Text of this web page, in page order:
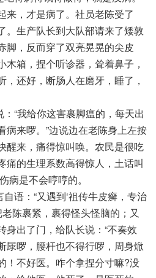
来，才是病了。社员老陈受了
。生产队长到大队部请来了矮敦
脚，反而穿了双亮晃晃的尖皮
箱，捏个听诊器，耸着鼻子，
还好，断肠人在磨牙，睡了，
“我给你这害裹脚瘟的，每天出
病来啰。”边说边在老陈身上左按
醒来，痛得惊叫唤。农民是很吃
痛的生理系数高得惊人，土话叫
病是不会哼哼的。
语：“又遇到‘祖传牛皮癣，专治
陈裹紧，裹得怪头怪脑的；又
身出了门，给队长说：“不奏效
㞗啰，腰杆也不得行啰，周身焮
！不好医。咋个拿捏分寸嘛?没